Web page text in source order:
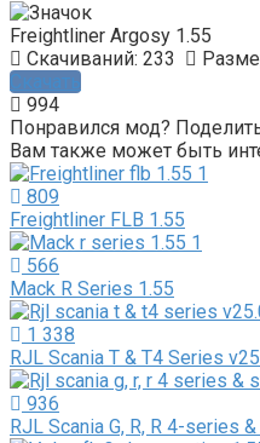
Freightliner Argosy 1.55
Скачиваний: 233
Скачать
994
Понравился мод?
Вам также может быть
809
Freightliner FLB 1.55
566
Mack R Series 1.55
1 338
RJL Scania T & T4 Series
936
RJL Scania G, R, R 4-series